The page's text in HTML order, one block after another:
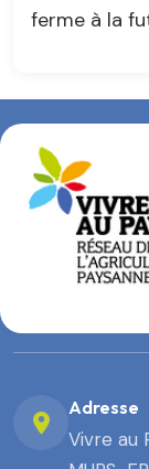
ferme à la
Adresse
Vivre au